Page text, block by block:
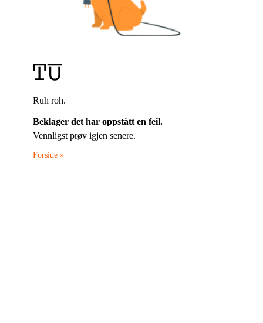
Ruh roh.
Beklager det har oppstått en feil.
Vennligst prøv igjen senere.
Forside »